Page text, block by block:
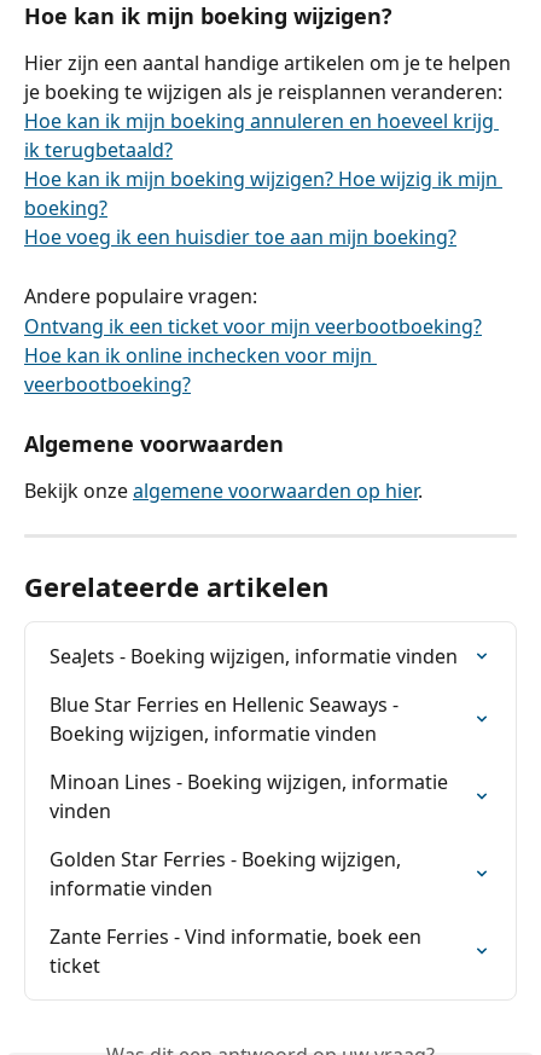
Hoe kan ik mijn boeking wijzigen?
Hier zijn een aantal handige artikelen om je te helpen
je boeking te wijzigen als je reisplannen veranderen:
Hoe kan ik mijn boeking annuleren en hoeveel krijg
ik terugbetaald?
Hoe kan ik mijn boeking wijzigen? Hoe wijzig ik mijn
boeking?
Hoe voeg ik een huisdier toe aan mijn boeking?
Andere populaire vragen:
Ontvang ik een ticket voor mijn veerbootboeking?
Hoe kan ik online inchecken voor mijn
veerbootboeking?
Algemene voorwaarden
Bekijk onze algemene voorwaarden op hier.
Gerelateerde artikelen
SeaJets - Boeking wijzigen, informatie vinden
Blue Star Ferries en Hellenic Seaways -
Boeking wijzigen, informatie vinden
Minoan Lines - Boeking wijzigen, informatie
vinden
Golden Star Ferries - Boeking wijzigen,
informatie vinden
Zante Ferries - Vind informatie, boek een
ticket